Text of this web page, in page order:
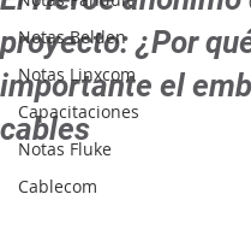
Notas Belden
Notas Linxcom
Capacitaciones
Notas Fluke
Cablecom
proyecto: ¿Por
importante el
cables